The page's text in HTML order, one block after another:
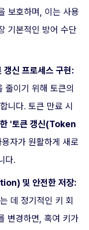
보호하며, 이는 사용
기본적인 방어 수단
신 프로세스 구현:
줄이기 위해 토큰의
니다. 토큰 만료 시
'토큰 갱신(Token
자가 원활하게 새로
다.
및 안전한 저장:
데 정기적인 키 회
변경하면, 혹여 키가